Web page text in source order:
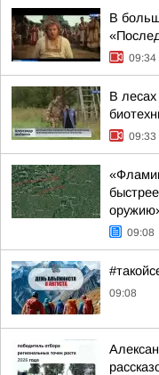
В
09:34
В лесах
09:33
09:08
09:08